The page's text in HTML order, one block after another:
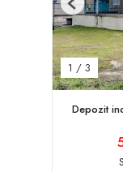
1 / 3
Previous
Depozit